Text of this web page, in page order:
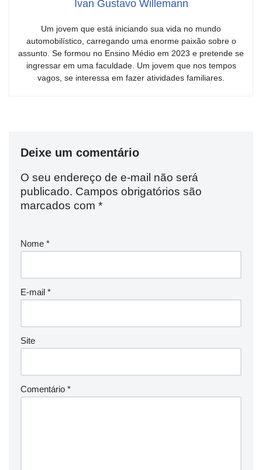
Ivan Gustavo Willemann
Um jovem que está iniciando sua vida no mundo
automobilístico, carregando uma enorme paixão sobre o
assunto. Se formou no Ensino Médio em 2023 e pretende se
ingressar em uma faculdade. Um jovem que nos tempos
vagos, se interessa em fazer atividades familiares.
Deixe um comentário
O seu endereço de e-mail não será
publicado. Campos obrigatórios são
marcados com *
Nome *
E-mail *
Site
Comentário *